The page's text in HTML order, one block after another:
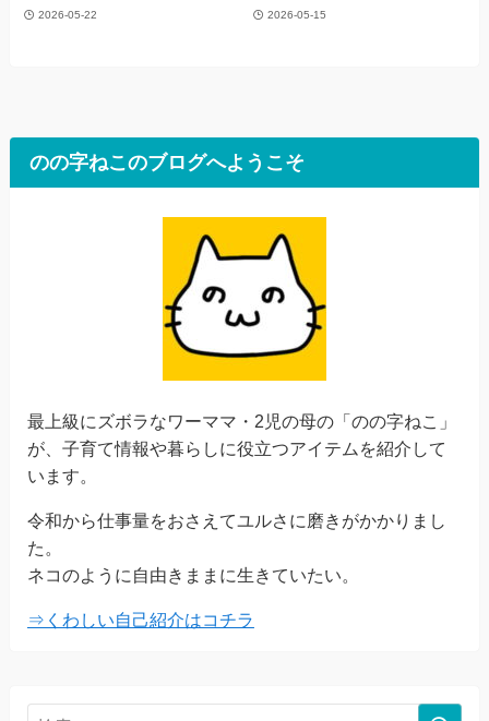
2026-05-22 2026-05-15
のの字ねこのブログへようこそ
最上級にズボラなワーママ・2児の母の「のの字ねこ」
が、子育て情報や暮らしに役立つアイテムを紹介して
います。
令和から仕事量をおさえてユルさに磨きがかかりまし
た。
ネコのように自由きままに生きていたい。
⇒くわしい自己紹介はコチラ